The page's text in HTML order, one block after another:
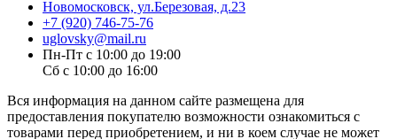
Новомосковск, ул.Березовая, д.23
+7 (920) 746-75-76
uglovsky@mail.ru
Пн-Пт с 10:00 до 19:00
Сб с 10:00 до 16:00
Вся информация на данном сайте размещена для
предоставления покупателю возможности ознакомиться с
товарами перед приобретением, и ни в коем случае не может